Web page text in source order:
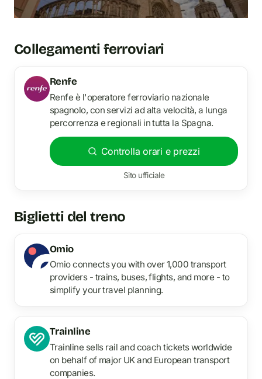
Collegamenti ferroviari
Renfe
Renfe è l'operatore ferroviario nazionale
spagnolo, con servizi ad alta velocità, a lunga
percorrenza e regionali in tutta la Spagna.
Controlla orari e prezzi
Sito ufficiale
Biglietti del treno
Omio
Omio connects you with over 1,000 transport
providers - trains, buses, flights, and more - to
simplify your travel planning.
Trainline
Trainline sells rail and coach tickets worldwide
on behalf of major UK and European transport
companies.